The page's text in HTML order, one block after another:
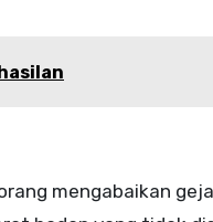
mengabaikan